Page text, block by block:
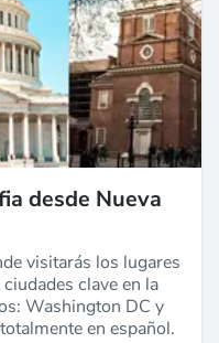
desde Nueva
visitarás los lugares
clave en la
Washington DC y
en español.